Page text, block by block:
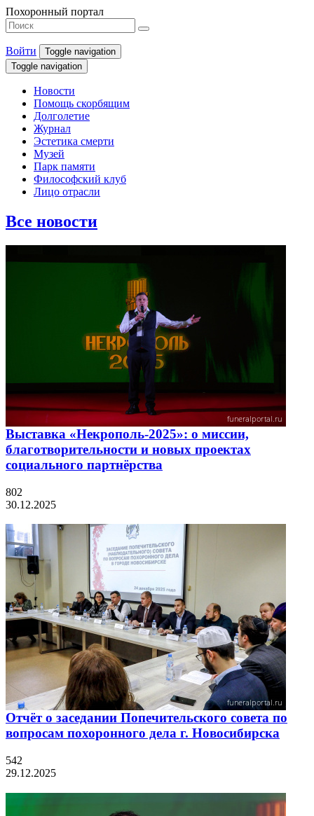
Похоронный портал
Войти
Toggle navigation
Toggle navigation
Новости
Помощь скорбящим
Долголетие
Журнал
Эстетика смерти
Музей
Парк памяти
Философский клуб
Лицо отрасли
Все новости
Выставка «Некрополь-2025»: о миссии,
благотворительности и новых проектах
социального партнёрства
802
30.12.2025
Отчёт о заседании Попечительского совета по
вопросам похоронного дела г. Новосибирска
542
29.12.2025